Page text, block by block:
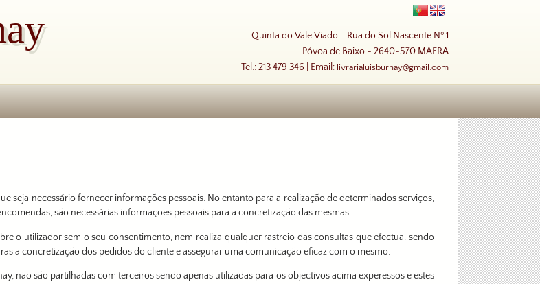
Quinta do Vale Viado - Rua do Sol Nascente Nº 1
Póvoa de Baixo - 2640-570 MAFRA
Tel.: 213 479 346 | Email: livrarialuisburnay@gmail.com
seja necessário fornecer informações pessoais. No entanto para a realização de determinados serviços,
são necessárias informações pessoais para a concretização das mesmas.
o utilizador sem o seu consentimento, nem realiza qualquer rastreio das consultas que efectua. sendo
a concretização dos pedidos do cliente e assegurar uma comunicação eficaz com o mesmo.
não são partilhadas com terceiros sendo apenas utilizadas para os objectivos acima experessos e estes